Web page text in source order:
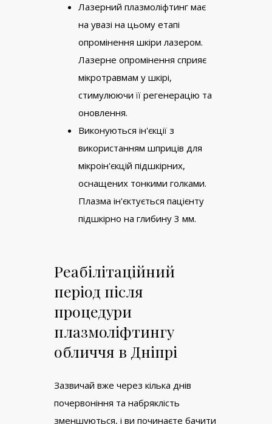
Лазерний плазмоліфтинг має
на увазі на цьому етапі
опромінення шкіри лазером.
Лазерне опромінення сприяє
мікротравмам у шкірі,
стимулюючи її регенерацію та
оновлення.
Виконуються ін'єкції з
використанням шприців для
мікроін'єкцій підшкірних,
оснащених тонкими голками.
Плазма ін'єктується пацієнту
підшкірно на глибину 3 мм.
Реабілітаційний
період після
процедури
плазмоліфтингу
обличчя в Дніпрі
Зазвичай вже через кілька днів
почервоніння та набряклість
зменшуються, і ви починаєте бачити